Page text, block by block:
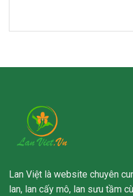
Lan Việt là website chuyên
lan, lan cấy mô, lan sưu tầm